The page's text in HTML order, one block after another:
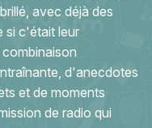
avec déjà des
si c'était leur
d'anecdotes
et de moments
de radio qui